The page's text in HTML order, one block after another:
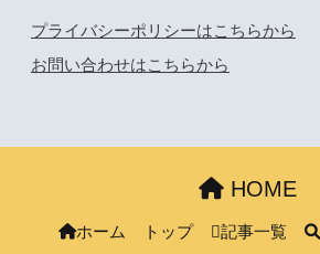
プライバシーポリシーはこちらから
お問い合わせはこちらから
HOME
ホーム トップ 記事一覧